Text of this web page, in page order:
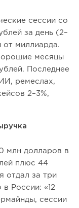
сессии со
за день (2–
от миллиарда.
месяцы
Последнее
ремеслах,
2–3%,
млн долларов в
плюс 44
отдал за три
России: «12
сессии